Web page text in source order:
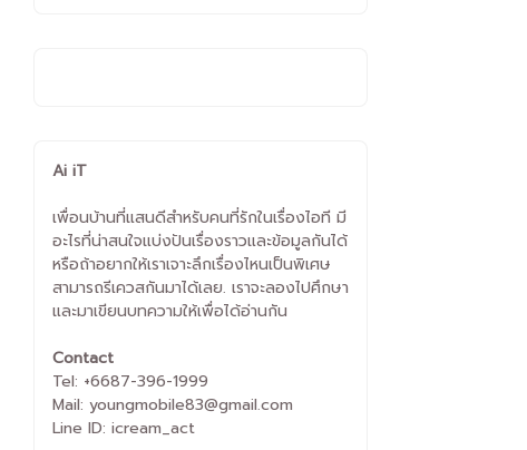
Ai iT
เพื่อนบ้านที่แสนดีสำหรับคนที่รักในเรื่องไอที มี
อะไรที่น่าสนใจแบ่งปันเรื่องราวและข้อมูลกันได้
หรือถ้าอยากให้เราเจาะลึกเรื่องไหนเป็นพิเศษ
สามารถรีเควสกันมาได้เลย. เราจะลองไปศึกษา
และมาเขียนบทความให้เพื่อได้อ่านกัน
Contact
Tel: +6687-396-1999
Mail: youngmobile83@gmail.com
Line ID: icream_act